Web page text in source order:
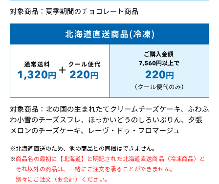
※北海道直送のため、他の商品との同梱はできません。
※商品名の最初に【北海道】と明記された北海道直送商品（冷凍商品）と
それ以外の商品は、一緒にご注文を承ることができません。
別々にご注文（お会計）ください。